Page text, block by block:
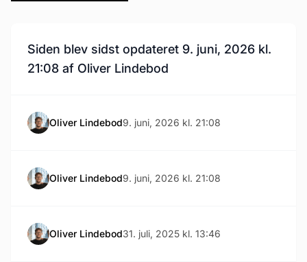
Siden blev sidst opdateret 9. juni, 2026 kl.
21:08 af Oliver Lindebod
Oliver Lindebod9. juni, 2026 kl. 21:08
Oliver Lindebod9. juni, 2026 kl. 21:08
Oliver Lindebod31. juli, 2025 kl. 13:46